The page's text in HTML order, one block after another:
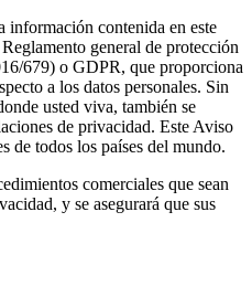
información contenida en este
general de protección
679) o GDPR, que proporciona
a los datos personales. Sin
usted viva, también se
de privacidad. Este Aviso
de todos los países del mundo.
comerciales que sean
y se asegurará que sus